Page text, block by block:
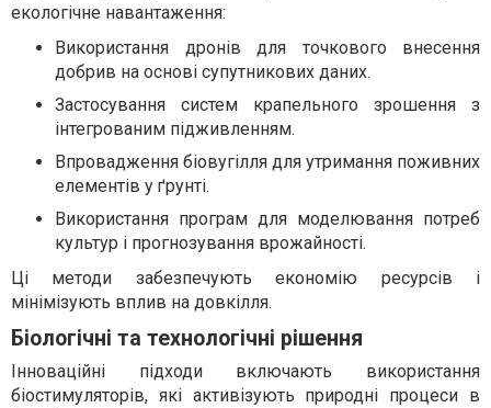
екологічне навантаження:
Використання дронів для точкового внесення
добрив на основі супутникових даних.
Застосування систем крапельного зрошення з
інтегрованим підживленням.
Впровадження біовугілля для утримання поживних
елементів у ґрунті.
Використання програм для моделювання потреб
культур і прогнозування врожайності.
Ці методи забезпечують економію ресурсів і
мінімізують вплив на довкілля.
Біологічні та технологічні рішення
Інноваційні підходи включають використання
біостимуляторів, які активізують природні процеси в